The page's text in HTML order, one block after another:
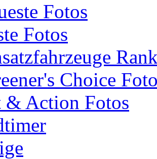
Fotos
Fotos
Choice
& Action Fotos